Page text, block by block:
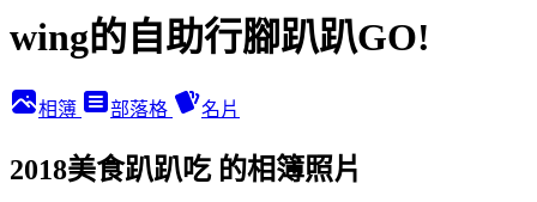
wing的自助行腳趴趴GO!
相簿 部落格 名片
2018美食趴趴吃 的相簿照片